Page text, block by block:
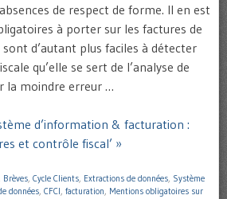
de respect de forme. Il en est
à porter sur les factures de
d’autant plus faciles à détecter
qu’elle se sert de l’analyse de
la moindre erreur …
d’information & facturation :
et contrôle fiscal’ »
Brèves, Cycle Clients, Extractions de données, Système
données, CFCI, facturation, Mentions obligatoires sur